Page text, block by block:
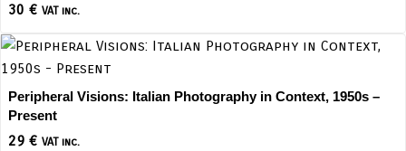
30 € VAT inc.
Peripheral Visions: Italian Photography in Context, 1950s –
Present
29 € VAT inc.